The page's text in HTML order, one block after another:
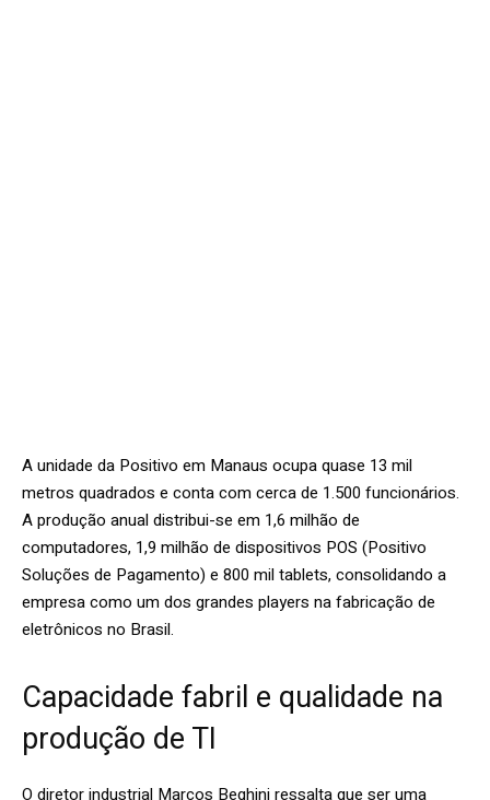
A unidade da Positivo em Manaus ocupa quase 13 mil
metros quadrados e conta com cerca de 1.500 funcionários.
A produção anual distribui-se em 1,6 milhão de
computadores, 1,9 milhão de dispositivos POS (Positivo
Soluções de Pagamento) e 800 mil tablets, consolidando a
empresa como um dos grandes players na fabricação de
eletrônicos no Brasil.
Capacidade fabril e qualidade na
produção de TI
O diretor industrial Marcos Beghini ressalta que ser uma